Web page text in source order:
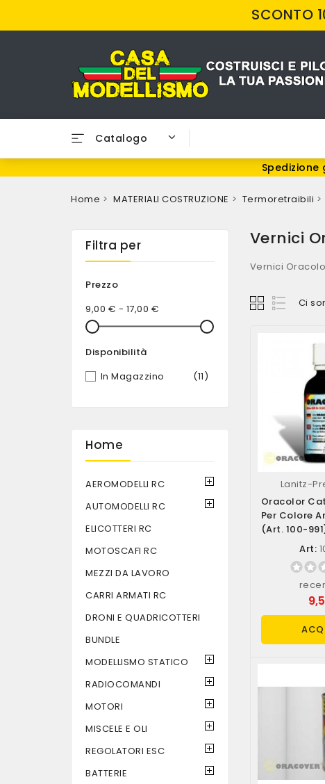
SCONTO
Catalogo
Home MATERIALI COSTRUZIONE Termoretraibili
Filtra per
Prezzo
9,00 € - 17,00 €
Disponibilità
In Magazzino
(11)
Home
AEROMODELLI RC
AUTOMODELLI RC
ELICOTTERI RC
MOTOSCAFI RC
MEZZI DA LAVORO
CARRI ARMATI RC
DRONI E QUADRICOTTERI
BUNDLE
MODELLISMO STATICO
RADIOCOMANDI
MOTORI
MISCELE E OLI
REGOLATORI ESC
BATTERIE
Vernici
Vernici
Ci
Lanitz-
Oracolor
Per Colore
(art. 100-
Art: